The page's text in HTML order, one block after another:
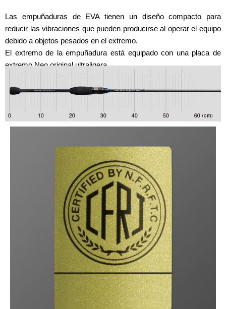
Las empuñaduras de EVA tienen un diseño compacto para
reducir las vibraciones que pueden producirse al operar el equipo
debido a objetos pesados en el extremo.
El extremo de la empuñadura está equipado con una placa de
extremo Neo original ultraligera.